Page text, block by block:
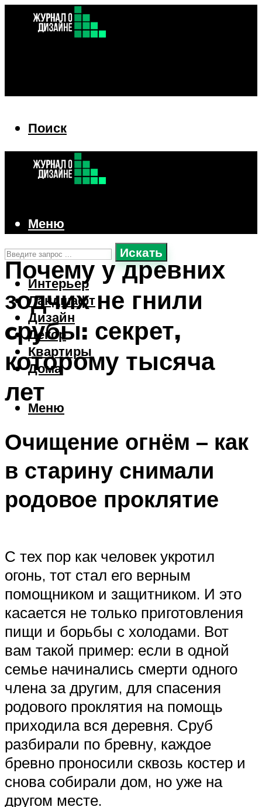
Поиск
Искать
Интерьер
Ландшафт
Дизайн
Декор
Квартиры
Дома
Меню
Меню
Почему у древних
зодчих не гнили
cрубы: секрет,
которому тысяча
лет
Очищение огнём – как
в старину снимали
родовое проклятие
С тех пор как человек укротил
огонь, тот стал его верным
помощником и защитником. И это
касается не только приготовления
пищи и борьбы с холодами. Вот
вам такой пример: если в одной
семье начинались смерти одного
члена за другим, для спасения
родового проклятия на помощь
приходила вся деревня. Сруб
разбирали по бревну, каждое
бревно проносили сквозь костер и
снова собирали дом, но уже на
другом месте.